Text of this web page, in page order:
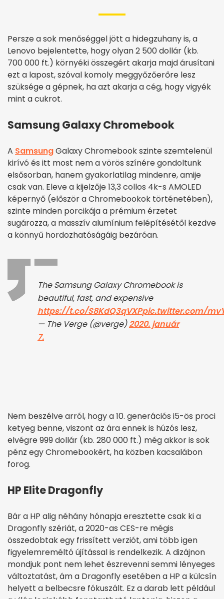
Persze a sok menőséggel jött a hidegzuhany is, a
Lenovo bejelentette, hogy olyan 2 500 dollár (kb.
700 000 ft.) környéki összegért akarja majd árusítani
ezt a lapost, szóval komoly meggyőzőerőre lesz
szüksége a gépnek, ha azt akarja a cég, hogy vigyék
mint a cukrot.
Samsung Galaxy Chromebook
A SamsungGalaxy Chromebook szinte szemtelenül
kirívó és itt most nem a vörös színére gondoltunk
elsősorban, hanem gyakorlatilag mindenre, amije
csak van. Eleve a kijelzője 13,3 collos 4k-s AMOLED
képernyő (először a Chromebookok történetében),
szinte minden porcikája a prémium érzetet
sugározza, a masszív alumínium felépítésétől kezdve
a könnyű hordozhatóságáig bezáróan.
The Samsung Galaxy Chromebook is
beautiful, fast, and expensive
https://t.co/S8KdQ3qVXPpic.twitter.com/
— The Verge (@verge)2020. január
7.
Nem beszélve arról, hogy a 10. generációs i5-ös proci
ketyeg benne, viszont az ára ennek is húzós lesz,
elvégre 999 dollár (kb. 280 000 ft.) még akkor is sok
pénz egy Chromebookért, ha közben kacsalábon
forog.
HP Elite Dragonfly
Bár a HP alig néhány hónapja eresztette csak ki a
Dragonfly szériát, a 2020-as CES-re mégis
összedobtak egy frissített verziót, ami több igen
figyelemreméltó újítással is rendelkezik. A dizájnon
mondjuk pont nem lehet észrevenni semmi lényeges
változtatást, ám a Dragonfly esetében a HP a külcsín
helyett a belbecsre fókuszált. Ez a darab lett például